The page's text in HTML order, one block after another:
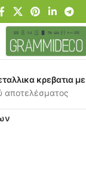
κρεβατια
αποτελέσματος